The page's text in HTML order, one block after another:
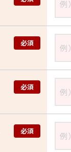
必須
必須
必須